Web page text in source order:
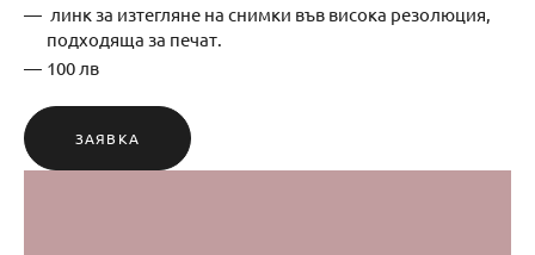
линк за изтегляне на снимки във висока резолюция,
подходяща за печат.
100 лв
ЗАЯВКА